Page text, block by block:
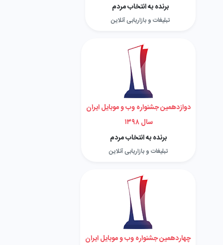
برنده به انتخاب مردم
تبلیغات و بازاریابی آنلاین
دوازدهمین جشنواره وب و موبایل ایران
سال ۱۳۹۸
برنده به انتخاب مردم
تبلیغات و بازاریابی آنلاین
چهاردهمین جشنواره وب و موبایل ایران